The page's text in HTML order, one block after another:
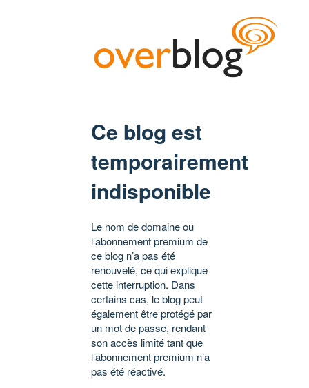
Ce blog est
temporairement
indisponible
Le nom de domaine ou
l’abonnement premium de
ce blog n’a pas été
renouvelé, ce qui explique
cette interruption. Dans
certains cas, le blog peut
également être protégé par
un mot de passe, rendant
son accès limité tant que
l’abonnement premium n’a
pas été réactivé.